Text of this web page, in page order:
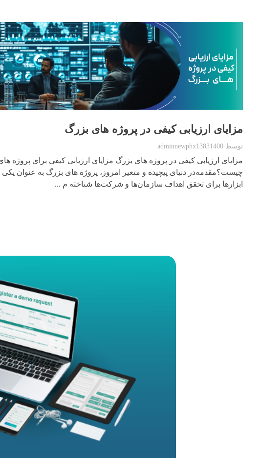
مزایای ارزیابی کیفی در پروژه های بزرگ
توسط adminnewphx13831400
مزایای ارزیابی کیفی در پروژه های بزرگ مزایای ارزیابی کیفی برای پروژه
چیست؟مقدمه‌در دنیای پیچیده و متغیر امروز، پروژه های بزرگ به عنوان یکی
ابزارها برای تحقق اهداف سازمان‌ها و شرکت‌ها شناخته م ...